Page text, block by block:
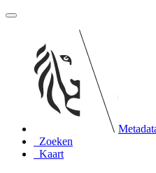
Zoeken
Kaart